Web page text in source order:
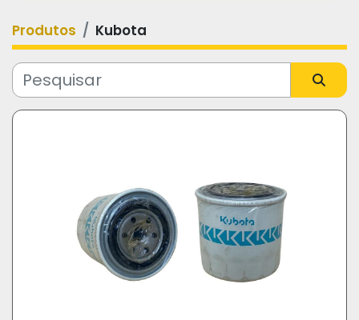
Categoria
Fabricante
Produtos Kubota